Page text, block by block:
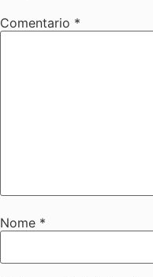
Comentario *
Nome *